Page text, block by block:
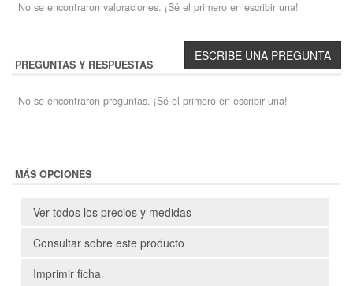
No se encontraron valoraciones. ¡Sé el primero en escribir una!
PREGUNTAS Y RESPUESTAS
No se encontraron preguntas. ¡Sé el primero en escribir una!
MÁS OPCIONES
Ver todos los precios y medidas
Consultar sobre este producto
Imprimir ficha